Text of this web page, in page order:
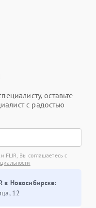
оставьте
с радостью
FLIR, Вы соглашаетесь с
в Новосибирске:
12